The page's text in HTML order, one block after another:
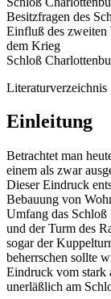
Besitzfragen des
Einfluß des zweiten
dem Krieg
Schloß
Literaturverzeichnis
Einleitung
Betrachtet man
einem als zwar
Dieser Eindruck
Bebauung von
Umfang das Schloß
und der Turm des
sogar der
beherrschen sollte
Eindruck vom stark
unerläßlich am